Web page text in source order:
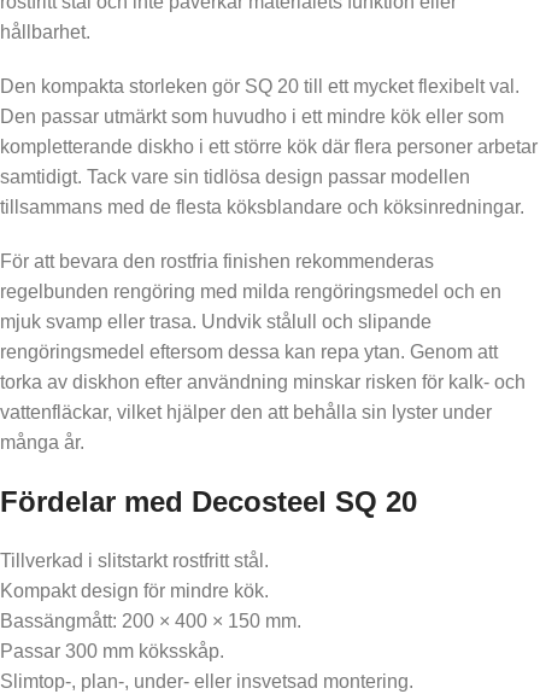
hållbarhet.
Den kompakta storleken gör SQ 20 till ett mycket flexibelt val.
Den passar utmärkt som huvudho i ett mindre kök eller som
kompletterande diskho i ett större kök där flera personer arbetar
samtidigt. Tack vare sin tidlösa design passar modellen
tillsammans med de flesta köksblandare och köksinredningar.
För att bevara den rostfria finishen rekommenderas
regelbunden rengöring med milda rengöringsmedel och en
mjuk svamp eller trasa. Undvik stålull och slipande
rengöringsmedel eftersom dessa kan repa ytan. Genom att
torka av diskhon efter användning minskar risken för kalk- och
vattenfläckar, vilket hjälper den att behålla sin lyster under
många år.
Fördelar med Decosteel SQ 20
Tillverkad i slitstarkt rostfritt stål.
Kompakt design för mindre kök.
Bassängmått: 200 × 400 × 150 mm.
Passar 300 mm köksskåp.
Slimtop-, plan-, under- eller insvetsad montering.